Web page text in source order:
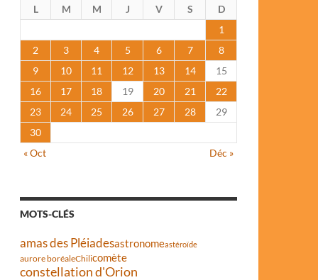
L M M J V S
D
1
2
3 4 5 6 7
8
9
10 11 12 13 14
15
16
17 18 19 20 21
22
23
24 25 26 27 28
29
30
« Oct
Déc »
MOTS-CLÉS
amas des Pléiadesastronomeastéroïde
aurore boréaleChilicomète
constellation d'Orion